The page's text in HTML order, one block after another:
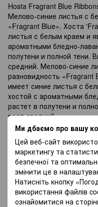
Ми дбаємо про вашу
Цей веб-сайт
маркетингу та
безпечної та
змінити це в
Натисніть кнопку
використання файлів
ознайомитися на
Hosta Fragrant Blue
Мелово-синие листья с
«Fragrant Blue». Хоста
листья с белым краем и
ароматными бледно-
полутени и полной тени.
средний. Мелово-синие
разновидность «Fragrant
имеет синие листья с
хостой с ароматными
растет в полутени и
рост средний.
Відгуки